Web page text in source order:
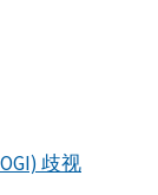
歧视